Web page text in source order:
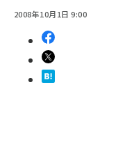
2008年10月1日 9:00